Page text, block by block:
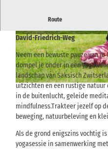
© Laloriel Photography Sarah Eidam | CC-BY-
© viawww.saechsische-schweiz.de, Yvonne Brü
ckner |CC-BY-SA
Route
Een halve dag natuur,
David-Friedrich-Weg
Neem een bewuste pauze van
dompel je onder in een
landschap van Saksisch
uitzichten en een rustige natuur
in de buitenlucht, geleide
mindfulness.Trakteer jezelf op
beweging, natuurbeleving en
Als de grond enigszins vochtig
yogasessie in samenwerking